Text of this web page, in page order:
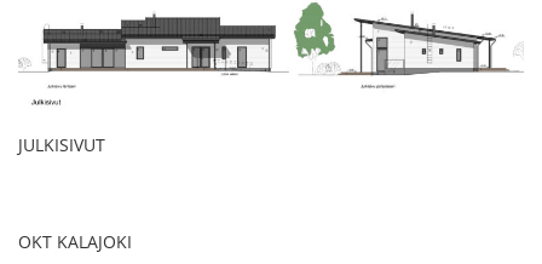
JULKISIVUT
OKT KALAJOKI